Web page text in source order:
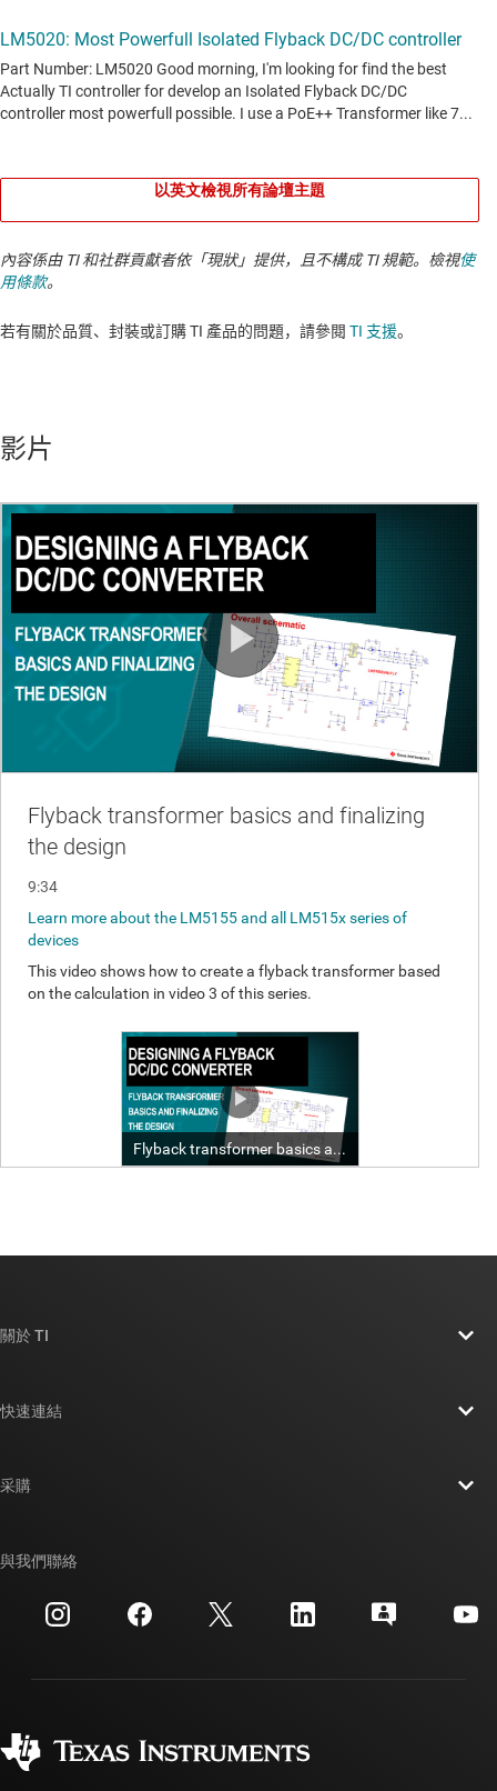
以英文檢視所有論壇主題
內容係由 TI 和社群貢獻者依「現狀」提供，且不構成 TI 規範。檢視使
用條款。
若有關於品質、封裝或訂購 TI 產品的問題，請參閱 TI 支援。​​​​​​​​​​​​​​
影片
關於 TI
投資人關系
製造
快速連結
交互參考搜索
客戶支援中心
myTI 帳戶常見問題解答
采購
訂購 FAQ
與我們聯絡